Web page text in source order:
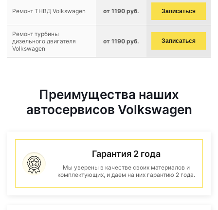
Ремонт ТНВД Volkswagen от 1190 руб. Записаться
Ремонт турбины
дизельного двигателя
Volkswagen
от 1190 руб. Записаться
Преимущества наших
автосервисов Volkswagen
Гарантия 2 года
Мы уверены в качестве своих материалов и
комплектующих, и даем на них гарантию 2 года.